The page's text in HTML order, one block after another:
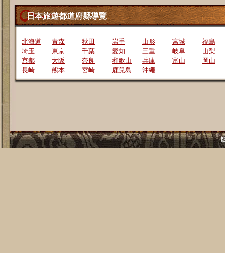
日本旅遊都道府縣導覽
北海道 青森 秋田 岩手 山形 宮城
福島
埼玉
東京 千葉 愛知 三重 岐阜
山梨
京都
大阪 奈良 和歌山 兵庫 富山
岡山
長崎
熊本 宮崎 鹿兒島 沖繩